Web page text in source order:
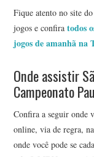
Fique atento no site
jogos e confiratodos
jogos de amanhã na
Onde assistir
Campeonato
Confira a seguir onde
online, via de regra,
onde você pode se